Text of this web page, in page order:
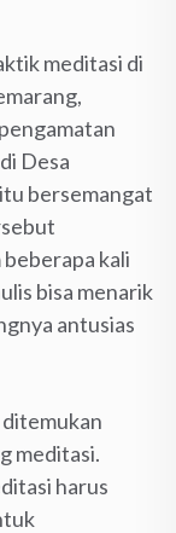
meditasi di
Desa
bersemangat
kali
bisa menarik
antusias
meditasi.
harus